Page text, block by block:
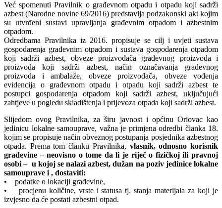
Već spomenuti Pravilnik o građevnom otpadu i otpadu koji sadrži
azbest (Narodne novine 69/2016) predstavlja podzakonski akt kojim
su utvrđeni sustavi upravljanja građevnim otpadom i azbestnim
otpadom.
Odredbama Pravilnika iz 2016. propisuje se cilj i uvjeti sustava
gospodarenja građevnim otpadom i sustava gospodarenja otpadom
koji sadrži azbest, obveze proizvođača građevnog proizvoda i
proizvoda koji sadrži azbest, način označavanja građevnog
proizvoda i ambalaže, obveze proizvođača, obveze vođenja
evidencija o građevnom otpadu i otpadu koji sadrži azbest te
postupci gospodarenja otpadom koji sadrži azbest, uključujući
zahtjeve u pogledu skladištenja i prijevoza otpada koji sadrži azbest.
Slijedom ovog Pravilnika, za širu javnost i općinu Oriovac kao
jedinicu lokalne samouprave, važna je primjena odredbi članka 18.
kojim se propisuje način obveznog postupanja posjednika azbestnog
otpada. Prema tom članku Pravilnika, vlasnik, odnosno korisnik
građevine – neovisno o tome da li je riječ o fizičkoj ili pravnoj
osobi – u kojoj se nalazi azbest, dužan na poziv jedinice lokalne
samouprave i , dostaviti:
• podatke o lokaciji građevine,
• procjenu količine, vrste i statusa tj. stanja materijala za koji je
izvjesno da će postati azbestni otpad.